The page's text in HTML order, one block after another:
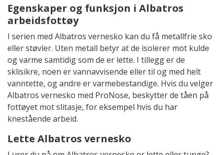
Egenskaper og funksjon i Albatros
arbeidsfottøy
I serien med Albatros vernesko kan du få metallfrie sko
eller støvler. Uten metall betyr at de isolerer mot kulde
og varme samtidig som de er lette. I tillegg er de
sklisikre, noen er vannavvisende eller til og med helt
vanntette, og andre er varmebestandige. Hvis du velger
Albatros vernesko med ProNose, beskytter de tåen på
fottøyet mot slitasje, for eksempel hvis du har
knestående arbeid.
Lette Albatros vernesko